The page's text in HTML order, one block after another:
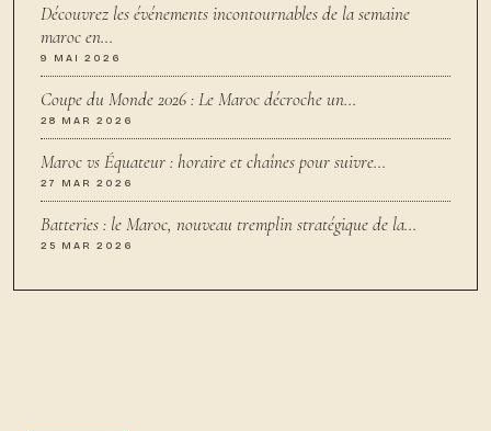
Découvrez les événements incontournables de la semaine
maroc en…
9 MAI 2026
Coupe du Monde 2026 : Le Maroc décroche un…
28 MAR 2026
Maroc vs Équateur : horaire et chaînes pour suivre…
27 MAR 2026
Batteries : le Maroc, nouveau tremplin stratégique de la…
25 MAR 2026